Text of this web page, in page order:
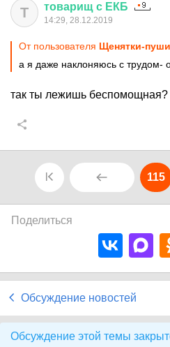
Т товарищ с ЕКБ
14:29, 28.12.2019
От пользователя Щенятки-
а я даже наклоняюсь с трудом-
так ты лежишь беспомощная?
115
Поделиться
Обсуждение новостей
Обсуждение этой темы